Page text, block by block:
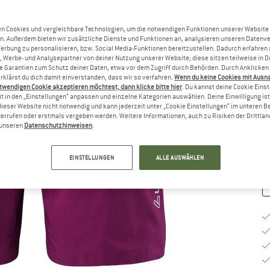
Cookies und vergleichbare Technologien, um die notwendigen Funktionen unserer Website
Außerdem bieten wir zusätzliche Dienste und Funktionen an, analysieren unseren
zu personalisieren, bzw. Social Media-Funktionen bereitzustellen. Dadurch erfahren
Werbe- und Analysepartner von deiner Nutzung unserer Website; diese sitzen teilweise in
Garantien zum Schutz deiner Daten, etwa vor dem Zugriff durch Behörden. Durch Anklicken
du dich damit einverstanden, dass wir so verfahren. Wenn du keine Cookies mit
Cookie akzeptieren möchtest, dann klicke bitte hier. Du kannst deine Cookie
in den „Einstellungen“ anpassen und einzelne Kategorien auswählen. Deine Einwilligung
Website nicht notwendig und kann jederzeit unter „Cookie Einstellungen“ im unteren
oder erstmals vergeben werden. Weitere Informationen, auch zu Risiken der
Datenschutzhinweisen.
EINSTELLUNGEN ALLE AUSWÄHLEN